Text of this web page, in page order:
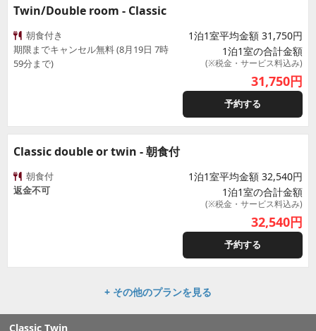
Twin/Double room - Classic
朝食付き
期限までキャンセル無料 (8月19日 7時
59分まで)
1泊1室平均金額 31,750円
1泊1室の合計金額
(※税金・サービス料込み)
31,750円
予約する
Classic double or twin - 朝食付
朝食付
返金不可
1泊1室平均金額 32,540円
1泊1室の合計金額
(※税金・サービス料込み)
32,540円
予約する
+ その他のプランを見る
Classic Twin